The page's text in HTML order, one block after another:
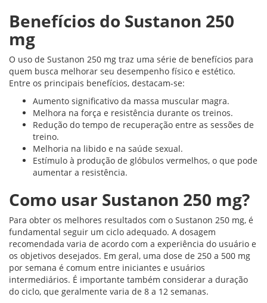
Benefícios do Sustanon 250
mg
O uso de Sustanon 250 mg traz uma série de benefícios para
quem busca melhorar seu desempenho físico e estético.
Entre os principais benefícios, destacam-se:
Aumento significativo da massa muscular magra.
Melhora na força e resistência durante os treinos.
Redução do tempo de recuperação entre as sessões de
treino.
Melhoria na libido e na saúde sexual.
Estímulo à produção de glóbulos vermelhos, o que pode
aumentar a resistência.
Como usar Sustanon 250 mg?
Para obter os melhores resultados com o Sustanon 250 mg, é
fundamental seguir um ciclo adequado. A dosagem
recomendada varia de acordo com a experiência do usuário e
os objetivos desejados. Em geral, uma dose de 250 a 500 mg
por semana é comum entre iniciantes e usuários
intermediários. É importante também considerar a duração
do ciclo, que geralmente varia de 8 a 12 semanas.